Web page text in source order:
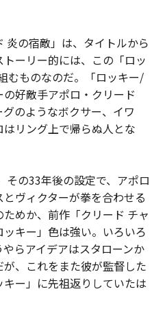
炎の宿敵」は、タイトルから
ーリー的には、この「ロッ
むものなのだ。「ロッキー/
好敵手アポロ・クリード
のようなボクサー、イワ
リング上で帰らぬ人とな
その33年後の設定で、アポロ
ヴィクターが拳を合わせる
めか、前作「クリード チャ
キー」色は強い。いろいろ
らアイデアはスタローンか
、これをまた彼が監督した
ー」に先祖返りしていたは